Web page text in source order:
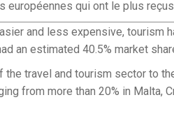
européennes qui ont le plus
and less expensive, tourism
an estimated 40.5% market
travel and tourism sector to
from more than 20% in Malta,